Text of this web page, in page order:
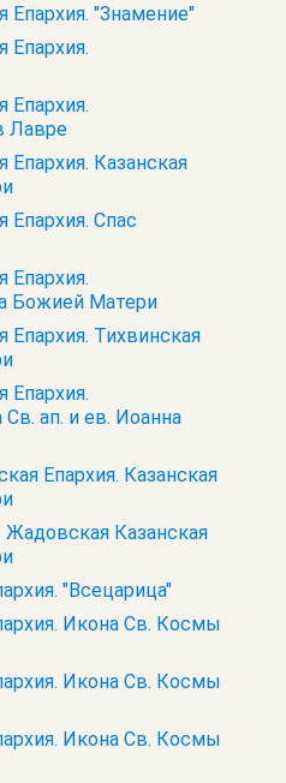
Епархия. "Знамение"
Епархия.
Епархия.
Лавре
Епархия. Казанская
Епархия. Спас
Епархия.
Божией Матери
Епархия. Тихвинская
Епархия.
ап. и ев. Иоанна
Епархия. Казанская
Жадовская Казанская
"Всецарица"
Икона Св. Космы
Икона Св. Космы
Икона Св. Космы